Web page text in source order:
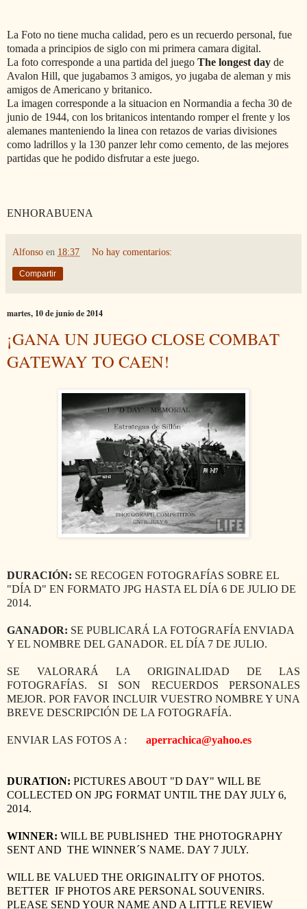
La Foto no tiene mucha calidad, pero es un recuerdo personal, fue
tomada a principios de siglo con mi primera camara digital.
La foto corresponde a una partida del juego The longest day de
Avalon Hill, que jugabamos 3 amigos, yo jugaba de aleman y mis
amigos de Americano y britanico.
La imagen corresponde a la situacion en Normandia a fecha 30 de
junio de 1944, con los britanicos intentando romper el frente y los
alemanes manteniendo la linea con retazos de varias divisiones
como ladrillos y la 130 panzer lehr como cemento, de las mejores
partidas que he podido disfrutar a este juego.
ENHORABUENA
Alfonso en 18:37 No hay comentarios:
Compartir
martes, 10 de junio de 2014
¡GANA UN JUEGO CLOSE COMBAT
GATEWAY TO CAEN!
DURACIÓN: SE RECOGEN FOTOGRAFÍAS SOBRE EL
"DÍA D" EN FORMATO JPG HASTA EL DÍA 6 DE JULIO DE
2014.
GANADOR: SE PUBLICARÁ LA FOTOGRAFÍA ENVIADA
Y EL NOMBRE DEL GANADOR. EL DÍA 7 DE JULIO.
SE VALORARÁ LA ORIGINALIDAD DE LAS
FOTOGRAFÍAS. SI SON RECUERDOS PERSONALES
MEJOR. POR FAVOR INCLUIR VUESTRO NOMBRE Y UNA
BREVE DESCRIPCIÓN DE LA FOTOGRAFÍA.
ENVIAR LAS FOTOS A : aperrachica@yahoo.es
DURATION: PICTURES ABOUT "D DAY" WILL BE
COLLECTED ON JPG FORMAT UNTIL THE DAY JULY 6,
2014.
WINNER: WILL BE PUBLISHED THE PHOTOGRAPHY
SENT AND THE WINNER´S NAME. DAY 7 JULY.
WILL BE VALUED THE ORIGINALITY OF PHOTOS.
BETTER IF PHOTOS ARE PERSONAL SOUVENIRS.
PLEASE SEND YOUR NAME AND A LITTLE REVIEW